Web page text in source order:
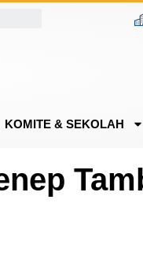
KOMITE & SEKOLAH